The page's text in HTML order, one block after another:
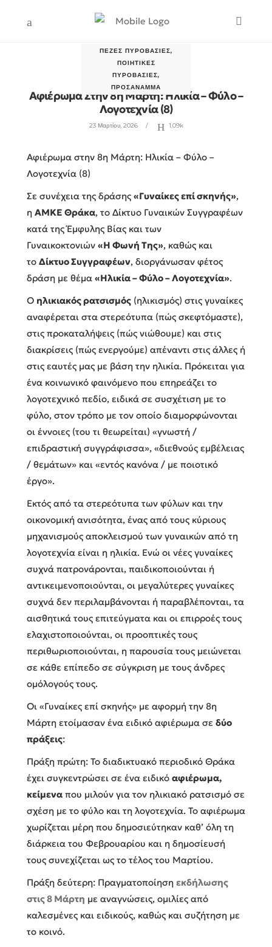
ΠΕΖΈΣ ΠΥΡΟΒΑΣΊΕΣ,
ΠΟΙΗΤΙΚΈΣ
ΠΥΡΟΒΑΣΊΕΣ,
ΠΡΟΣΆΝΑΜΜΑ
Αφιέρωμα Στην 8η Μάρτη: Ηλικία – Φύλο –
Λογοτεχνία (8)
23 Μαρτίου, 2026 1.09k
Αφιέρωμα στην 8η Μάρτη: Ηλικία – Φύλο –
Λογοτεχνία (8)
Σε συνέχεια της δράσης «Γυναίκες επί σκηνής»,
η ΑΜΚΕ Θράκα, το Δίκτυο Γυναικών Συγγραφέων
κατά της Έμφυλης Βίας και των
Γυναικοκτονιών «Η Φωνή Της», καθώς και
το Δίκτυο Συγγραφέων, διοργάνωσαν φέτος
δράση με θέμα «Ηλικία – Φύλο – Λογοτεχνία».
Ο ηλικιακός ρατσισμός (ηλικισμός) στις γυναίκες
αναφέρεται στα στερεότυπα (πώς σκεφτόμαστε),
στις προκαταλήψεις (πώς νιώθουμε) και στις
διακρίσεις (πώς ενεργούμε) απέναντι στις άλλες ή
στις εαυτές μας με βάση την ηλικία. Πρόκειται για
ένα κοινωνικό φαινόμενο που επηρεάζει το
λογοτεχνικό πεδίο, ειδικά σε συσχέτιση με το
φύλο, στον τρόπο με τον οποίο διαμορφώνονται
οι έννοιες (του τι θεωρείται) «γνωστή /
επιδραστική συγγράφισσα», «διεθνούς εμβέλειας
/ θεμάτων» και «εντός κανόνα / με ποιοτικό
έργο».
Εκτός από τα στερεότυπα των φύλων και την
οικονομική ανισότητα, ένας από τους κύριους
μηχανισμούς αποκλεισμού των γυναικών από τη
λογοτεχνία είναι η ηλικία. Ενώ οι νέες γυναίκες
συχνά πατρονάρονται, παιδικοποιούνται ή
αντικειμενοποιούνται, οι μεγαλύτερες γυναίκες
συχνά δεν περιλαμβάνονται ή παραβλέπονται, τα
αισθητικά τους επιτεύγματα και οι επιρροές τους
ελαχιστοποιούνται, οι προοπτικές τους
περιθωριοποιούνται, η παρουσία τους μειώνεται
σε κάθε επίπεδο σε σύγκριση με τους άνδρες
ομόλογούς τους.
Οι «Γυναίκες επί σκηνής» με αφορμή την 8η
Μάρτη ετοίμασαν ένα ειδικό αφιέρωμα σε δύο
πράξεις:
Πράξη πρώτη: Το διαδικτυακό περιοδικό Θράκα
έχει συγκεντρώσει σε ένα ειδικό αφιέρωμα,
κείμενα που μιλούν για τον ηλικιακό ρατσισμό σε
σχέση με το φύλο και τη λογοτεχνία. Το αφιέρωμα
χωρίζεται μέρη που δημοσιεύτηκαν καθ’ όλη τη
διάρκεια του Φεβρουαρίου και η δημοσίευσή
τους συνεχίζεται ως το τέλος του Μαρτίου.
Πράξη δεύτερη: Πραγματοποίηση εκδήλωσης
στις 8 Μάρτη με αναγνώσεις, ομιλίες από
καλεσμένες και ειδικούς, καθώς και συζήτηση με
το κοινό.